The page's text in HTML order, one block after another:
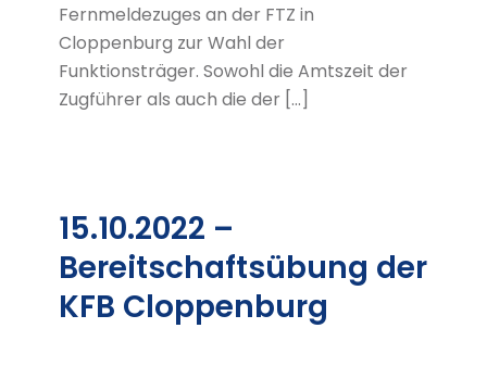
Fernmeldezuges an der FTZ in
Cloppenburg zur Wahl der
Funktionsträger. Sowohl die Amtszeit der
Zugführer als auch die der […]
15.10.2022 –
Bereitschaftsübung der
KFB Cloppenburg